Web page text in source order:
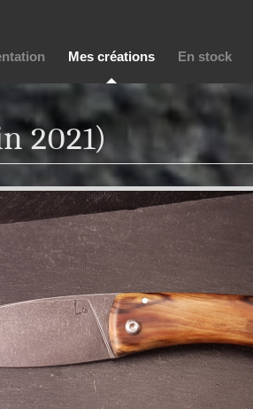
Mes créations En stock
2021)